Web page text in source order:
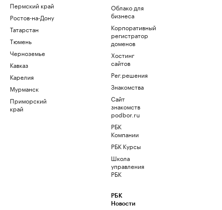
Пермский край
Ростов-на-Дону
Татарстан
Тюмень
Черноземье
Кавказ
Карелия
Мурманск
Приморский
край
Облако для
бизнеса
Корпоративный
регистратор
доменов
Хостинг
сайтов
Рег.решения
Знакомства
Сайт
знакомств
podbor.ru
РБК
Компании
РБК Курсы
Школа
управления
РБК
РБК
Новости